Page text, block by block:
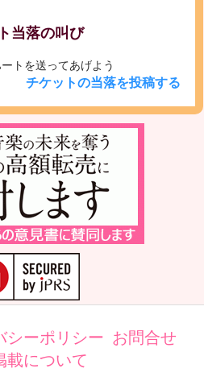
当落の叫び
トを送ってあげよう
チケットの当落を投稿する
シーポリシー お問合せ
載について